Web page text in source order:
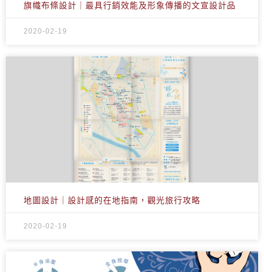
旗幟布條設計｜最具行銷效能及形象傳播的文宣設計品
2020-02-19
地圖設計｜設計感的在地指南，觀光旅行攻略
2020-02-19